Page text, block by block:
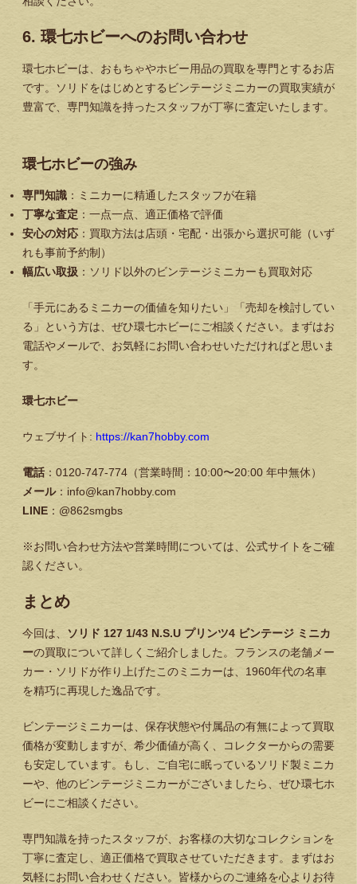
6. 環七ホビーへのお問い合わせ
環七ホビーは、おもちゃやホビー用品の買取を専門とするお店
です。ソリドをはじめとするビンテージミニカーの買取実績が
豊富で、専門知識を持ったスタッフが丁寧に査定いたします。
環七ホビーの強み
専門知識 ：ミニカーに精通したスタッフが在籍
丁寧な査定 ：一点一点、適正価格で評価
安心の対応 ：買取方法は店頭・宅配・出張から選択可能（いず
れも事前予約制）
幅広い取扱 ：ソリド以外のビンテージミニカーも買取対応
「手元にあるミニカーの価値を知りたい」「売却を検討してい
る」という方は、ぜひ環七ホビーにご相談ください。まずはお
電話やメールで、お気軽にお問い合わせいただければと思いま
す。
環七ホビー
ウェブサイト: https://kan7hobby.com
電話：0120-747-774（営業時間：10:00〜20:00 年中無休）
メール：info@kan7hobby.com
LINE ：@862smgbs
※お問い合わせ方法や営業時間については、公式サイトをご確
認ください。
まとめ
今回は、
ソリド 127 1/43 N.S.U プリンツ4 ビンテージ ミニカ
ーの買取について詳しくご紹介しました。フランスの老舗メー
カー・ソリドが作り上げたこのミニカーは、1960年代の名車
を精巧に再現した逸品です。
ビンテージミニカーは、保存状態や付属品の有無によって買取
価格が変動しますが、希少価値が高く、コレクターからの需要
も安定しています。もし、ご自宅に眠っているソリド製ミニカ
ーや、他のビンテージミニカーがございましたら、ぜひ環七ホ
ビーにご相談ください。
専門知識を持ったスタッフが、お客様の大切なコレクションを
丁寧に査定し、適正価格で買取させていただきます。まずはお
気軽にお問い合わせください。皆様からのご連絡を心よりお待